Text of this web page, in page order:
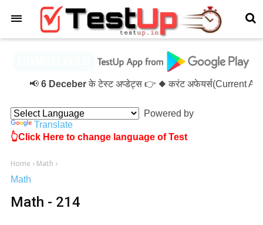
6 Deceberके टेस्ट अप्डेट्स 👉 ◆ करंट अफेयर्स(Current
Powered by
Translate
👆Click Here to change language of Test
Home › Math ›
Math
Math - 214